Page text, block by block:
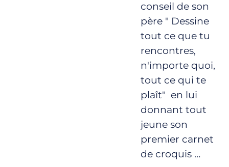
conseil de son
père " Dessine
tout ce que tu
rencontres,
n'importe quoi,
tout ce qui te
plaît" en lui
donnant tout
jeune son
premier carnet
de croquis …